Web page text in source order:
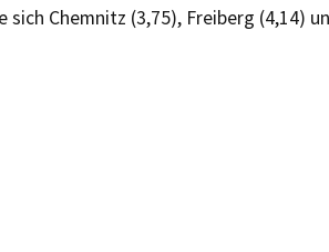
Chemnitz (3,75), Freiberg (4,14)